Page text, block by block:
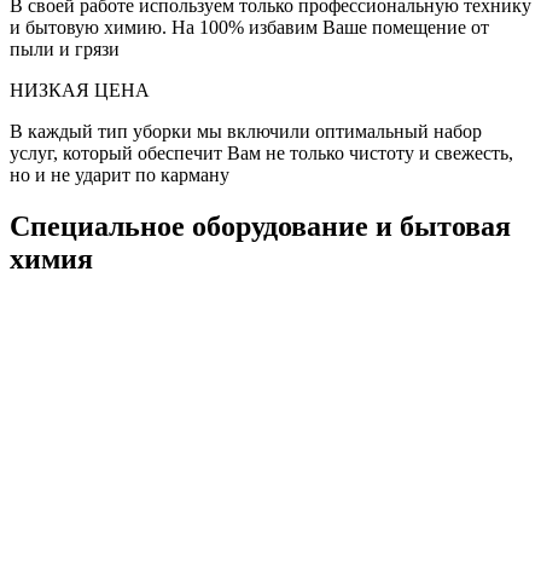
В своей работе используем только профессиональную технику
и бытовую химию. На 100% избавим Ваше помещение от
пыли и грязи
НИЗКАЯ ЦЕНА
В каждый тип уборки мы включили оптимальный набор
услуг, который обеспечит Вам не только чистоту и свежесть,
но и не ударит по карману
Специальное оборудование и бытовая
химия